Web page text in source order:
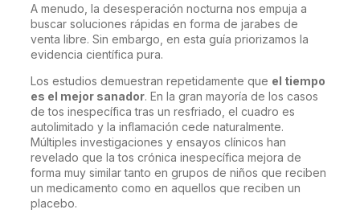
A menudo, la desesperación nocturna nos empuja a
buscar soluciones rápidas en forma de jarabes de
venta libre. Sin embargo, en esta guía priorizamos la
evidencia científica pura.
Los estudios demuestran repetidamente que el tiempo
es el mejor sanador. En la gran mayoría de los casos
de tos inespecífica tras un resfriado, el cuadro es
autolimitado y la inflamación cede naturalmente.
Múltiples investigaciones y ensayos clínicos han
revelado que la tos crónica inespecífica mejora de
forma muy similar tanto en grupos de niños que reciben
un medicamento como en aquellos que reciben un
placebo.